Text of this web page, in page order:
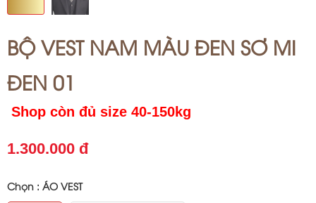
BỘ VEST NAM MÀU ĐEN SƠ MI
ĐEN 01
Shop còn đủ size 40-150kg
1.300.000 đ
Chọn : ÁO VEST